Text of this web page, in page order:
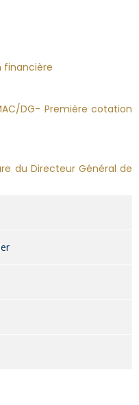
financière
DG- Première cotation
du Directeur Général de